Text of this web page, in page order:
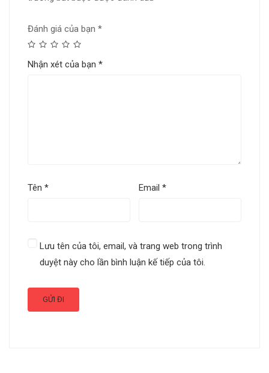
Đánh giá của bạn *
Nhận xét của bạn *
Tên * Email*
Lưu tên của tôi, email, và trang web trong trình
duyệt này cho lần bình luận kế tiếp của tôi.